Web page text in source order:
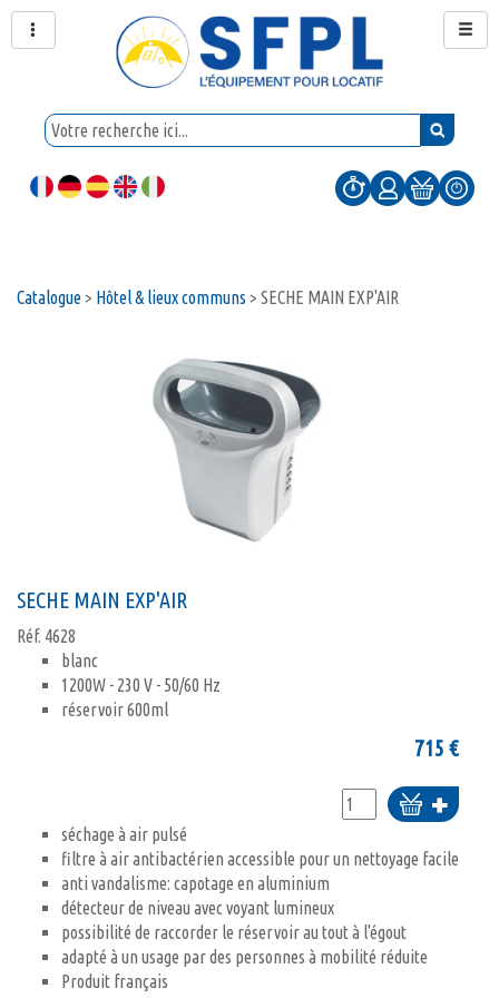
Catalogue> Hôtel & lieux communs > SECHE MAIN EXP'AIR
SECHE MAIN EXP'AIR
Réf. 4628
blanc
1200W - 230 V - 50/60 Hz
réservoir 600ml
715 €
Ajouter
au
panier
séchage à air pulsé
filtre à air antibactérien accessible pour un nettoyage facile
anti vandalisme: capotage en aluminium
détecteur de niveau avec voyant lumineux
possibilité de raccorder le réservoir au tout à l'égout
adapté à un usage par des personnes à mobilité réduite
Produit français